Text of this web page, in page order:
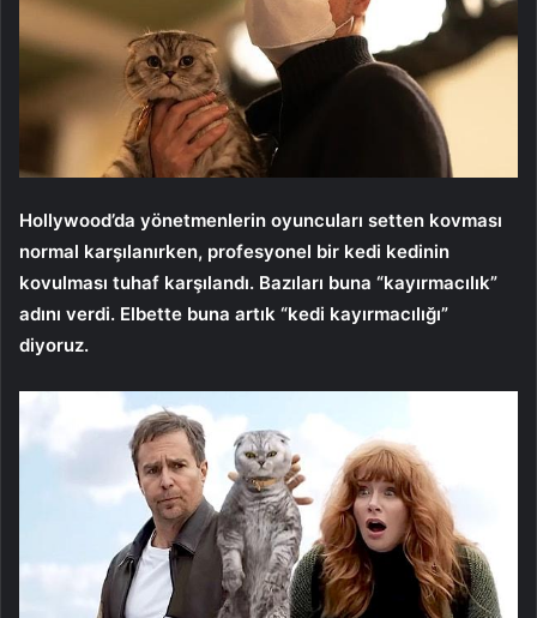
Hollywood’da yönetmenlerin oyuncuları setten kovması
normal karşılanırken, profesyonel bir kedi kedinin
kovulması tuhaf karşılandı. Bazıları buna “kayırmacılık”
adını verdi. Elbette buna artık “kedi kayırmacılığı”
diyoruz.